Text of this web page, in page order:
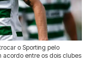
o Sporting pelo
acordo entre os dois clubes